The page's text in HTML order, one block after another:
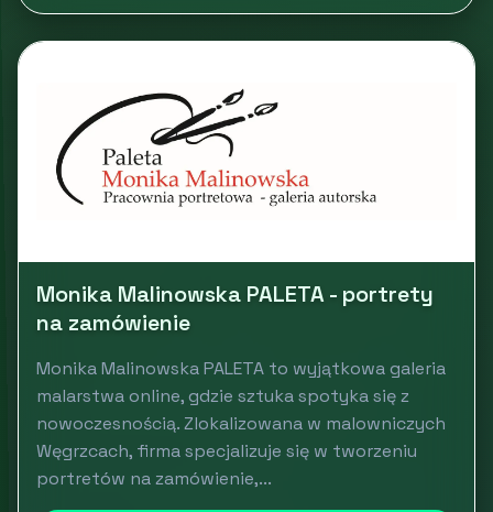
Monika Malinowska PALETA - portrety
na zamówienie
Monika Malinowska PALETA to wyjątkowa galeria
malarstwa online, gdzie sztuka spotyka się z
nowoczesnością. Zlokalizowana w malowniczych
Węgrzcach, firma specjalizuje się w tworzeniu
portretów na zamówienie,...